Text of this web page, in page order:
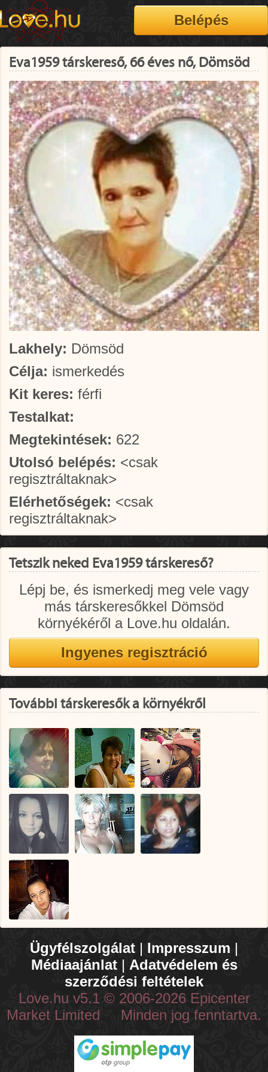
Eva1959 társkereső, 66 éves nő, Dömsöd
Lakhely: Dömsöd
Célja: ismerkedés
Kit keres: férfi
Testalkat:
Megtekintések: 622
Utolsó belépés: <csak
regisztráltaknak>
Elérhetőségek: <csak
regisztráltaknak>
Tetszik neked Eva1959 társkereső?
Lépj be, és ismerkedj meg vele vagy
más társkeresőkkel Dömsöd
környékéről a Love.hu oldalán.
További társkeresők a környékről
Ügyfélszolgálat | Impresszum |
Médiaajánlat| Adatvédelem és
szerződési feltételek
Love.hu v5.1 © 2006-2026 Epicenter
Market Limited Minden jog fenntartva.